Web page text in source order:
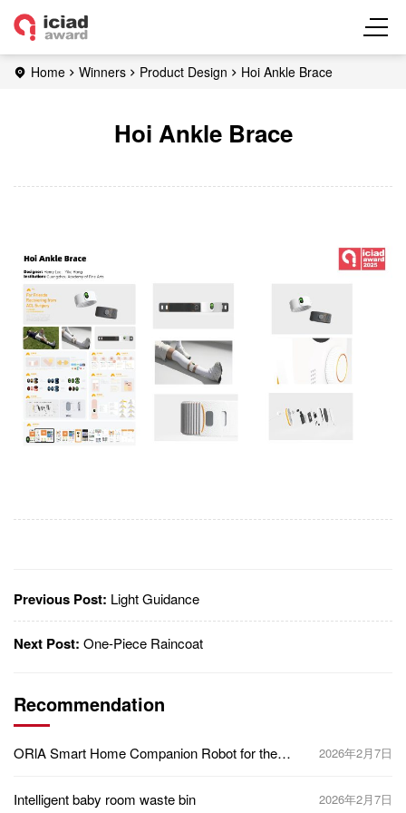
Home Winners Product Design Hoi Ankle Brace
Hoi Ankle Brace
Previous Post: Light Guidance
Next Post: One-Piece Raincoat
Recommendation
ORlA Smart Home Companion Robot for the
2026年2月7日
Intelligent baby room waste bin 2026年2月7日